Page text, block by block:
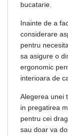
bucatarie.
Inainte de a
considerare
pentru
sa asigure o
ergonomic
interioara de
Alegerea unei
in pregatirea
pentru cei
sau doar va